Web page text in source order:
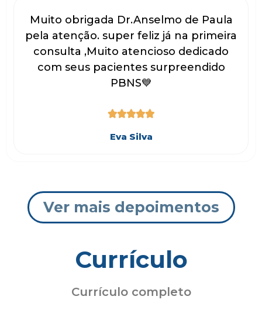
Muito obrigada Dr.Anselmo de Paula
pela atenção. super feliz já na primeira
consulta ,Muito atencioso dedicado
com seus pacientes surpreendido
PBNS💙

Eva Silva
Ver mais depoimentos
Currículo
Currículo completo